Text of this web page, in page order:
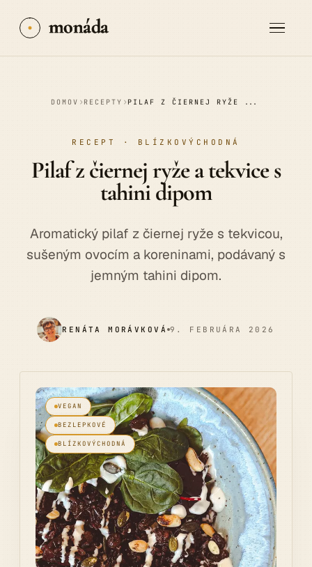
monáda
DOMOV › RECEPTY › PILAF Z ČIERNEJ RYŽE A TEKVICE S TAHINI DIPOM
RECEPT · BLÍZKOVÝCHODNÁ
Pilaf z čiernej ryže a tekvice s
tahinidipom
Aromatický pilaf z čiernej ryže s tekvicou,
sušeným ovocím a koreninami, podávaný s
jemným tahini dipom.
RENÁTA MORÁVKOVÁ 9. FEBRUÁRA 2026
VEGAN
BEZLEPKOVÉ
BLÍZKOVÝCHODNÁ